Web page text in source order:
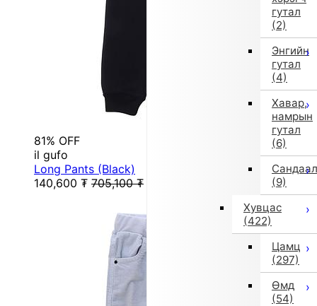
гутал
(2)
Энгийн
гутал
(4)
Хавар,
намрын
гутал
(6)
Сандаал
(9)
Хувцас
(422)
Цамц
(297)
Өмд
(54)
81% OFF
il gufo
Long Pants (Black)
140,600 ₮ 705,100 ₮